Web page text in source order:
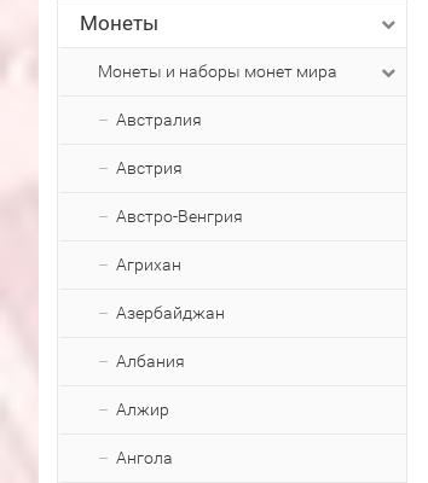
Монеты
Монеты и наборы монет мира
Австралия
Австрия
Австро-Венгрия
Агрихан
Азербайджан
Албания
Алжир
Ангола